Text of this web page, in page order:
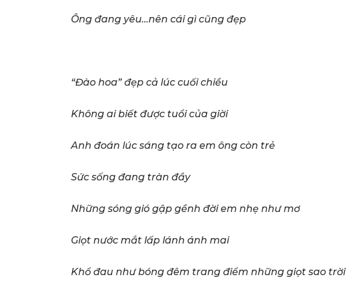
Ông đang yêu…nên cái gì cũng đẹp
“Đào hoa” đẹp cả lúc cuối chiều
Không ai biết được tuổi của giời
Anh đoán lúc sáng tạo ra em ông còn trẻ
Sức sống đang tràn đầy
Những sóng gió gập gềnh đời em nhẹ như mơ
Giọt nước mắt lấp lánh ánh mai
Khổ đau như bóng đêm trang điểm những giọt sao trời